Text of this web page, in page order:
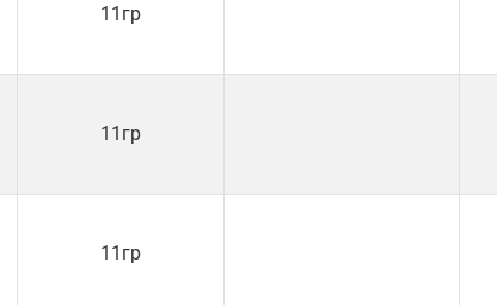
11гр
11гр
11гр